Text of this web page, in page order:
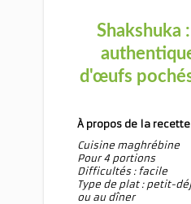
Shakshuka
d'œufs
À propos de la recette
Cuisine maghrébine
Pour 4 portions
Difficultés : facile
Type de plat : petit-
ou au dîner